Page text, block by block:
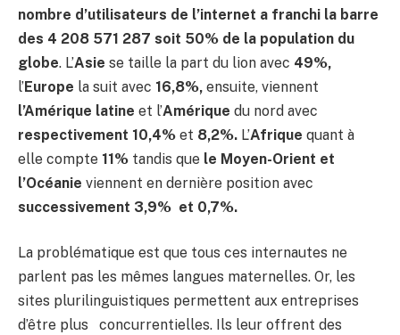
nombre d’utilisateurs de l’internet a franchi la barre
des 4 208 571 287 soit 50% de la population du
globe. L’Asie se taille la part du lion avec 49%,
l’Europe la suit avec 16,8%, ensuite, viennent
l’Amérique latine et l’Amérique du nord avec
respectivement 10,4% et 8,2%. L’Afrique quant à
elle compte 11% tandis que le Moyen-Orient et
l’Océanie viennent en dernière position avec
successivement 3,9% et 0,7%.
La problématique est que tous ces internautes ne
parlent pas les mêmes langues maternelles. Or, les
sites plurilinguistiques permettent aux entreprises
d’être plus concurrentielles. Ils leur offrent des